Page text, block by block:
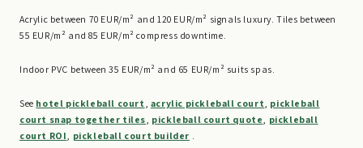
Acrylic between 70 EUR/m² and 120 EUR/m² signals luxury. Tiles between
55 EUR/m² and 85 EUR/m² compress downtime.
Indoor PVC between 35 EUR/m² and 65 EUR/m² suits spas.
See hotel pickleball court , acrylic pickleball court, pickleball
court snap together tiles, pickleball court quote, pickleball
court ROI, pickleball court builder .